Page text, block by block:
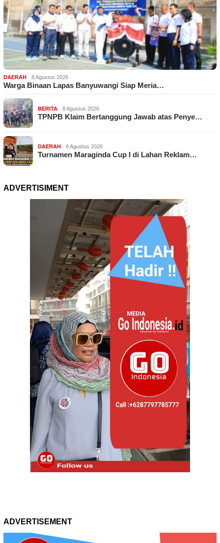
DAERAH 8 Agustus 2026
Warga Binaan Lapas Banyuwangi Siap Meria…
BERITA 8 Agustus 2026
TPNPB Klaim Bertanggung Jawab atas Penye…
DAERAH 8 Agustus 2026
Turnamen Maraginda Cup I di Lahan Reklam…
ADVERTISIMENT
ADVERTISEMENT